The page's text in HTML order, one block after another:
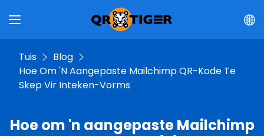
Tuis
Blog
Hoe Om 'n Aangepaste Mailchimp QR-Kode Te
Skep Vir Inteken-Vorms
Hoe om 'n aangepaste Mailchimp